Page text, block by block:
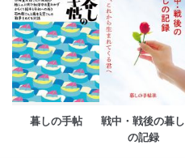
暮しの手帖
戦中・戦後の暮し
の記録